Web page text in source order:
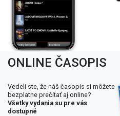
ONLINE ČASOPIS
Vedeli ste, že náš časopis si môžete
bezplatne prečítať aj online?
Všetky vydania su pre vás
dostupné